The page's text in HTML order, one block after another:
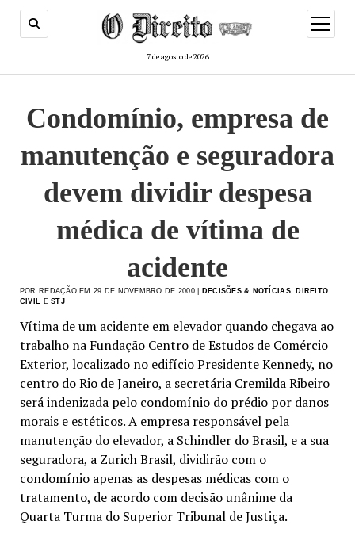
7 de agosto de 2026
menu
de
Condomínio, empresa de
manutenção e seguradora
devem dividir despesa
médica de vítima de
acidente
POR REDAÇÃO EM 29 DE NOVEMBRO DE 2000 | DECISÕES & NOTÍCIAS,
DIREITO
CIVIL
ESTJ
Vítima de um acidente em elevador quando chegava ao
trabalho na Fundação Centro de Estudos de Comércio
Exterior, localizado no edifício Presidente Kennedy, no
centro do Rio de Janeiro, a secretária Cremilda Ribeiro
será indenizada pelo condomínio do prédio por danos
morais e estéticos. A empresa responsável pela
manutenção do elevador, a Schindler do Brasil, e a sua
seguradora, a Zurich Brasil, dividirão com o
condomínio apenas as despesas médicas com o
tratamento, de acordo com decisão unânime da
Quarta Turma do Superior Tribunal de Justiça.